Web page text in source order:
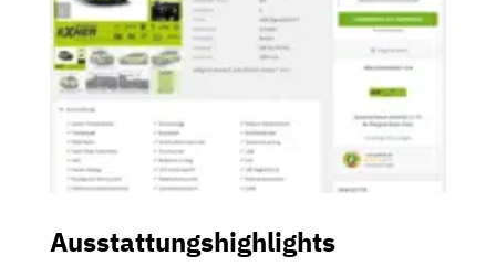
Ausstattungshighlights